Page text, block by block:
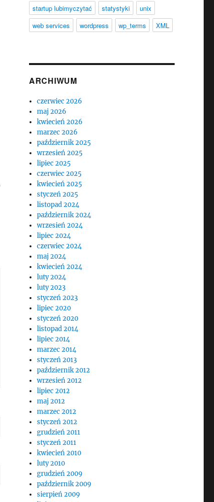
startup lubimyczytać
statystyki
unix
web services
wordpress wp_terms XML
ARCHIWUM
czerwiec 2026
maj 2026
kwiecień 2026
marzec 2026
październik 2025
wrzesień 2025
lipiec 2025
czerwiec 2025
kwiecień 2025
styczeń 2025
listopad 2024
październik 2024
wrzesień 2024
lipiec 2024
czerwiec 2024
maj 2024
kwiecień 2024
luty 2024
luty 2023
styczeń 2023
lipiec 2020
styczeń 2020
listopad 2014
lipiec 2014
marzec 2014
styczeń 2013
październik 2012
wrzesień 2012
lipiec 2012
maj 2012
marzec 2012
styczeń 2012
grudzień 2011
styczeń 2011
kwiecień 2010
luty 2010
grudzień 2009
październik 2009
sierpień 2009